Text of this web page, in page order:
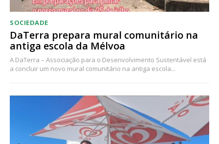
SOCIEDADE
DaTerra prepara mural comunitário na
antiga escola da Mélvoa
A DaTerra – Associação para o Desenvolvimento Sustentável está
a concluir um novo mural comunitário na antiga escola...